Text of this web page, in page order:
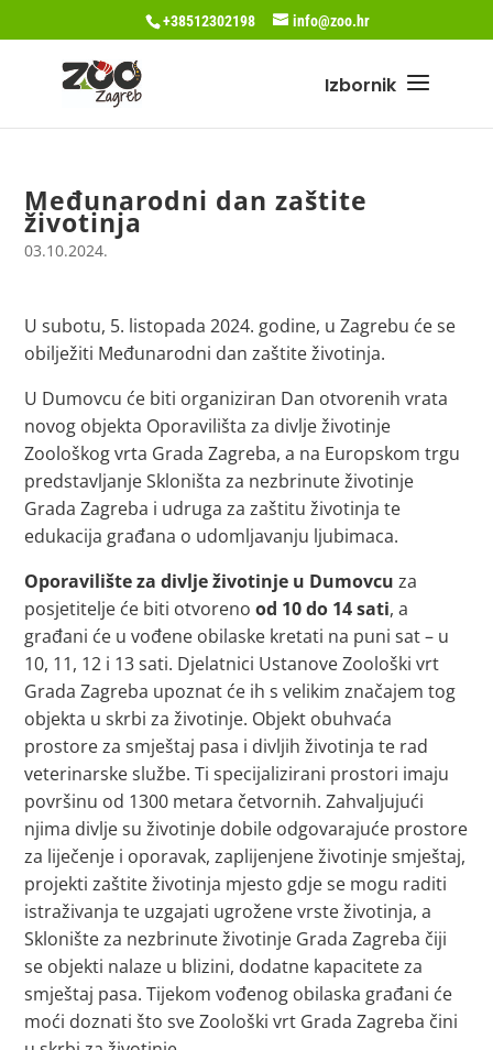
+38512302198 info@zoo.hr
Međunarodni dan zaštite
životinja
03.10.2024.
U subotu, 5. listopada 2024. godine, u Zagrebu će se
obilježiti Međunarodni dan zaštite životinja.
U Dumovcu će biti organiziran Dan otvorenih vrata
novog objekta Oporavilišta za divlje životinje
Zoološkog vrta Grada Zagreba, a na Europskom trgu
predstavljanje Skloništa za nezbrinute životinje
Grada Zagreba i udruga za zaštitu životinja te
edukacija građana o udomljavanju ljubimaca.
Oporavilište za divlje životinje u Dumovcu za
posjetitelje će biti otvorenood 10 do 14 sati, a
građani će u vođene obilaske kretati na puni sat – u
10, 11, 12 i 13 sati. Djelatnici Ustanove Zoološki vrt
Grada Zagreba upoznat će ih s velikim značajem tog
objekta u skrbi za životinje. Objekt obuhvaća
prostore za smještaj pasa i divljih životinja te rad
veterinarske službe. Ti specijalizirani prostori imaju
površinu od 1300 metara četvornih. Zahvaljujući
njima divlje su životinje dobile odgovarajuće prostore
za liječenje i oporavak, zaplijenjene životinje smještaj,
projekti zaštite životinja mjesto gdje se mogu raditi
istraživanja te uzgajati ugrožene vrste životinja, a
Sklonište za nezbrinute životinje Grada Zagreba čiji
se objekti nalaze u blizini, dodatne kapacitete za
smještaj pasa. Tijekom vođenog obilaska građani će
moći doznati što sve Zoološki vrt Grada Zagreba čini